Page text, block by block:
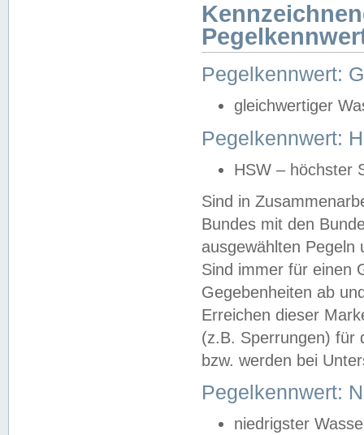
Pegelkennwert:
gleichwertiger
Pegelkennwert:
HSW – höchster
Sind in
Bundes mit den
ausgewählten
Sind immer für einen
Gegebenheiten ab
Erreichen dieser
(z.B. Sperrungen) für
bzw. werden bei
Pegelkennwert:
niedrigster